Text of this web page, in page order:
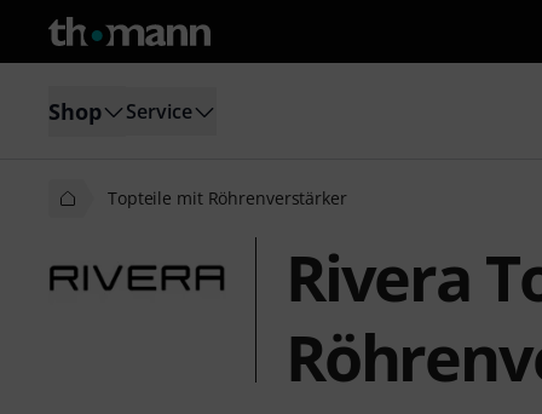
Shop Service
Topteile mit Röhrenverstärker
Rivera